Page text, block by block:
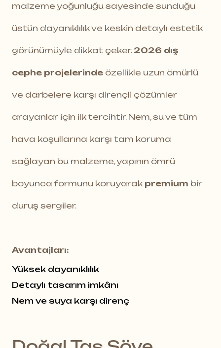
malzeme yoğunluğu sayesinde sunduğu
üstün dayanıklılık ve keskin detaylı estetik
görünümüyle dikkat çeker. 2026 dış
cephe projelerinde özellikle uzun ömürlü
ve darbelere karşı dirençli çözümler
arayanlar için ilk tercihtir. Nem, su ve tüm
hava koşullarına karşı tam koruma
sağlayan bu malzeme, yapının ömrü
boyunca formunu koruyarak premium bir
duruş sergiler.
Avantajları:
Yüksek dayanıklılık
Detaylı tasarım imkânı
Nem ve suya karşı direnç